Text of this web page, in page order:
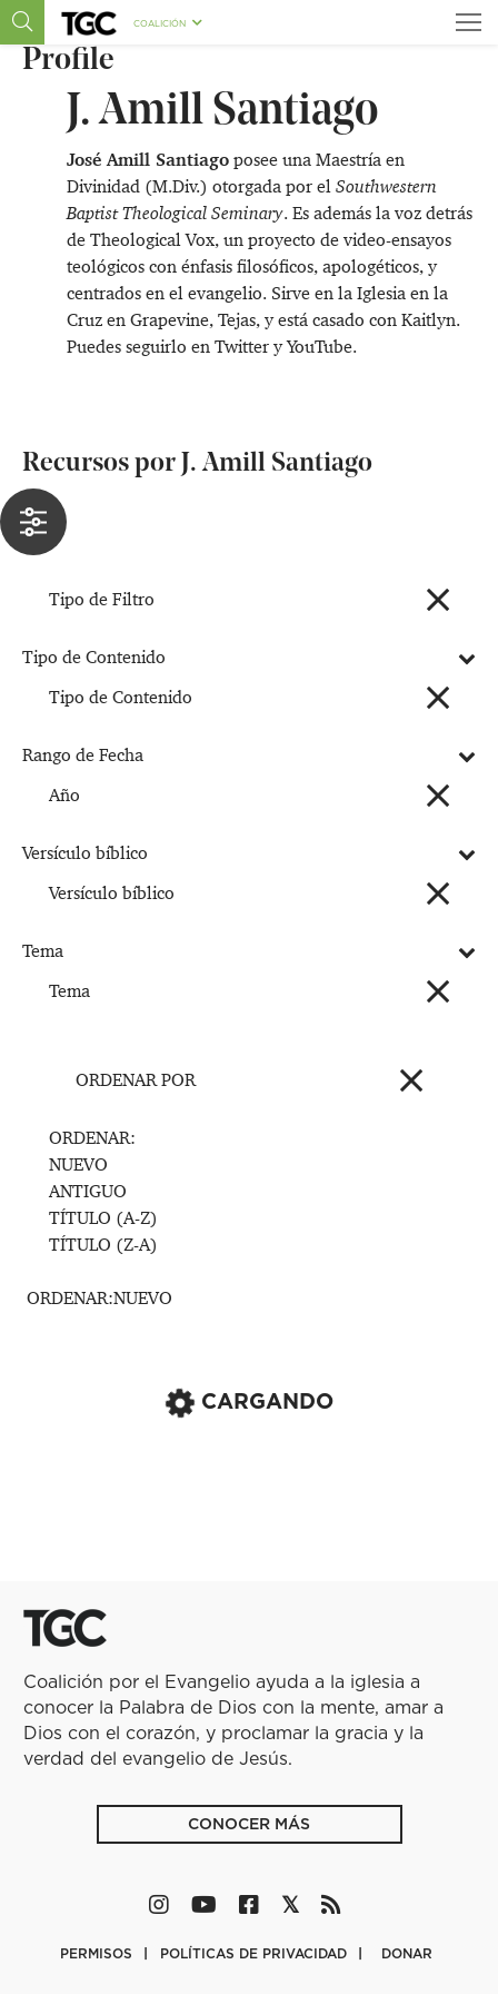
COALICIÓN
Profile
J. Amill Santiago
José Amill Santiagoposee una Maestría en
Divinidad (M.Div.) otorgada por elSouthwestern
Baptist Theological Seminary. Es además la voz detrás
deTheological Vox,un proyecto de video-ensayos
teológicos con énfasis filosóficos, apologéticos, y
centrados en el evangelio. Sirve en la Iglesia en la
Cruz en Grapevine, Tejas, y está casado con Kaitlyn.
Puedes seguirlo enTwitteryYouTube.
Recursos por J. Amill Santiago
Tipo de Filtro
Tipo de Contenido
Tipo de Contenido
Rango de Fecha
Año
Versículo bíblico
Versículo bíblico
Tema
Tema
ORDENAR POR
ORDENAR:
NUEVO
ANTIGUO
TÍTULO (A-Z)
TÍTULO (Z-A)
ORDENAR:NUEVO
CARGANDO
Coalición por el Evangelio ayuda a la iglesia a
conocer la Palabra de Dios con la mente, amar a
Dios con el corazón, y proclamar la gracia y la
verdad del evangelio de Jesús.
CONOCER MÁS
PERMISOS POLÍTICAS DE PRIVACIDAD DONAR